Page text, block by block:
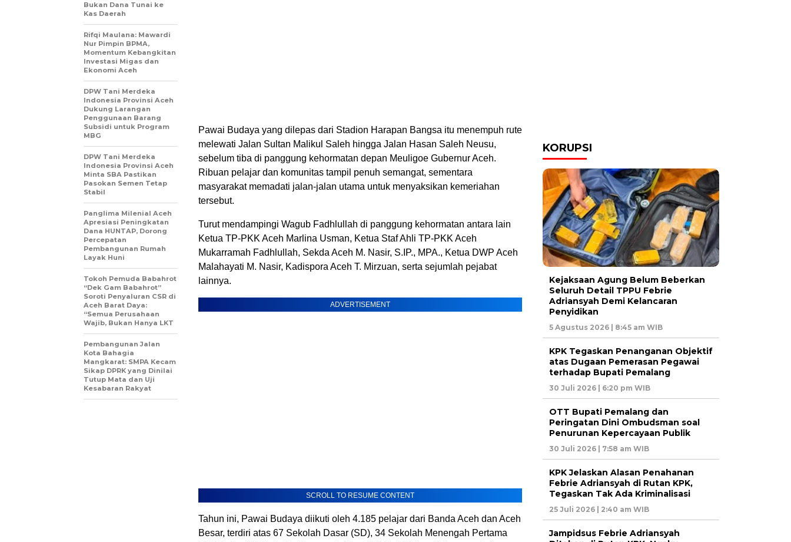
Pawai Budaya yang dilepas dari Stadion Harapan Bangsa itu menempuh rute
melewati Jalan Sultan Malikul Saleh hingga Jalan Hasan Saleh Neusu,
sebelum tiba di panggung kehormatan depan Meuligoe Gubernur Aceh.
Ribuan pelajar dan komunitas tampil penuh semangat, sementara
masyarakat memadati jalan-jalan utama untuk menyaksikan kemeriahan
tersebut.
Turut mendampingi Wagub Fadhlullah di panggung kehormatan antara lain
Ketua TP-PKK Aceh Marlina Usman, Ketua Staf Ahli TP-PKK Aceh
Mukarramah Fadhlullah, Sekda Aceh M. Nasir, S.IP., MPA., Ketua DWP Aceh
Malahayati M. Nasir, Kadispora Aceh T. Mirzuan, serta sejumlah pejabat
lainnya.
ADVERTISEMENT
SCROLL TO RESUME CONTENT
Tahun ini, Pawai Budaya diikuti oleh 4.185 pelajar dari Banda Aceh dan Aceh
Besar, terdiri atas 67 Sekolah Dasar (SD), 34 Sekolah Menengah Pertama
Bukan Dana Tunai ke
Kas Daerah
Rifqi Maulana: Mawardi
Nur Pimpin BPMA,
Momentum Kebangkitan
Investasi Migas dan
Ekonomi Aceh
DPW Tani Merdeka
Indonesia Provinsi Aceh
Dukung Larangan
Penggunaan Barang
Subsidi untuk Program
MBG
DPW Tani Merdeka
Indonesia Provinsi Aceh
Minta SBA Pastikan
Pasokan Semen Tetap
Stabil
Panglima Milenial Aceh
Apresiasi Peningkatan
Dana HUNTAP, Dorong
Percepatan
Pembangunan Rumah
Layak Huni
Tokoh Pemuda Babahrot
“Dek Gam Babahrot”
Soroti Penyaluran CSR di
Aceh Barat Daya:
“Semua Perusahaan
Wajib, Bukan Hanya LKT
Pembangunan Jalan
Kota Bahagia
Mangkarat: SMPA Kecam
Sikap DPRK yang Dinilai
Tutup Mata dan Uji
Kesabaran Rakyat
KORUPSI
Kejaksaan Agung Belum Beberkan
Seluruh Detail TPPU Febrie
Adriansyah Demi Kelancaran
Penyidikan
5 Agustus 2026 | 8:45 am WIB
KPK Tegaskan Penanganan Objektif
atas Dugaan Pemerasan Pegawai
terhadap Bupati Pemalang
30 Juli 2026 | 6:20 pm WIB
OTT Bupati Pemalang dan
Peringatan Dini Ombudsman soal
Penurunan Kepercayaan Publik
30 Juli 2026 | 7:58 am WIB
KPK Jelaskan Alasan Penahanan
Febrie Adriansyah di Rutan KPK,
Tegaskan Tak Ada Kriminalisasi
25 Juli 2026 | 2:40 am WIB
Jampidsus Febrie Adriansyah